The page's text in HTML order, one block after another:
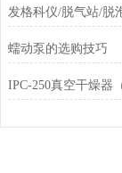
发格科仪/脱气站/脱
蠕动泵的选购技巧
IPC-250真空干燥器